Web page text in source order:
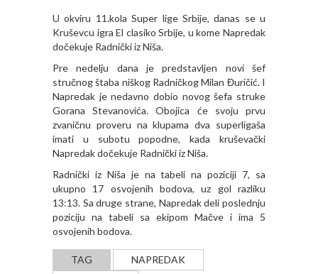
U okviru 11.kola Super lige Srbije, danas se u
Kruševcu igra El clasiko Srbije, u kome Napredak
dočekuje Radnički iz Niša.
Pre nedelju dana je predstavljen novi šef
stručnog štaba niškog Radničkog Milan Đuričić. I
Napredak je nedavno dobio novog šefa struke
Gorana Stevanovića. Obojica će svoju prvu
zvaničnu proveru na klupama dva superligaša
imati u subotu popodne, kada kruševački
Napredak dočekuje Radnički iz Niša.
Radnički iz Niša je na tabeli na poziciji 7, sa
ukupno 17 osvojenih bodova, uz gol razliku
13:13. Sa druge strane, Napredak deli poslednju
poziciju na tabeli sa ekipom Mačve i ima 5
osvojenih bodova.
TAG
NAPREDAK